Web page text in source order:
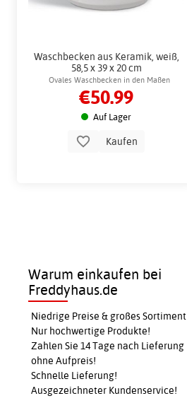
Waschbecken aus Keramik, weiß,
58,5 x 39 x 20 cm
Ovales Waschbecken in den Maßen
58,5x39x20 cm
€50.99
Auf Lager
Kaufen
Warum einkaufen bei
Freddyhaus.de
Niedrige Preise & großes Sortiment
Nur hochwertige Produkte!
Zahlen Sie 14 Tage nach Lieferung
ohne Aufpreis!
Schnelle Lieferung!
Ausgezeichneter Kundenservice!